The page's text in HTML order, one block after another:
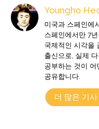
Youngho
미국과 스페인에
스페인에서만 7
국제적인 시각을
출신으로, 실제
공부하는 것이
공유합니다.
더 많은 기사